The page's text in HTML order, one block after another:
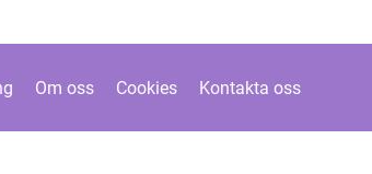
Om oss Cookies Kontakta oss